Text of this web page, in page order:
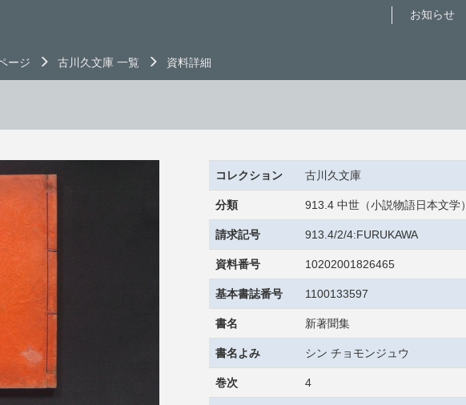
お知らせ
ージ 古川久文庫 一覧 資料詳細
コレクション 古川久文庫
分類 913.4 中世（小説物語日本文学）
請求記号 913.4/2/4:FURUKAWA
資料番号 10202001826465
基本書誌番号 1100133597
書名 新著聞集
書名よみ シン チョモンジュウ
巻次 4